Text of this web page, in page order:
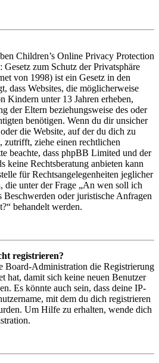
Children’s Online Privacy Protection
zum Schutz der Privatsphäre
von 1998) ist ein Gesetz in den
dass Websites, die möglicherweise
Kindern unter 13 Jahren erheben,
der Eltern beziehungsweise des oder
benötigen. Wenn du dir unsicher
die Website, auf der du dich zu
zutrifft, ziehe einen rechtlichen
beachte, dass phpBB Limited und der
keine Rechtsberatung anbieten kann
für Rechtsangelegenheiten jeglicher
die unter der Frage „An wen soll ich
Beschwerden oder juristische Anfragen
behandelt werden.
registrieren?
Board-Administration die Registrierung
hat, damit sich keine neuen Benutzer
Es könnte auch sein, dass deine IP-
mit dem du dich registrieren
Um Hilfe zu erhalten, wende dich